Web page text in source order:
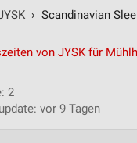
› Scandinavian
von JYSK für
2
vor 9 Tagen